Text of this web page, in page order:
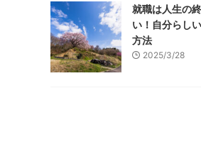
就職は人生の
い！自分らし
方法
2025/3/28